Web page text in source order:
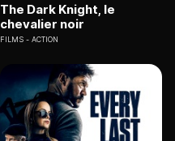
The Dark Knight, le
chevalier noir
FILMS ACTION